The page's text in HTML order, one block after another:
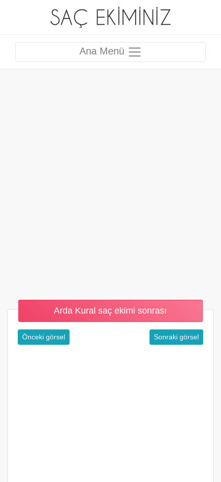
Ana Menü
Arda Kural saç ekimi sonrası
Önceki görsel Sonraki görsel